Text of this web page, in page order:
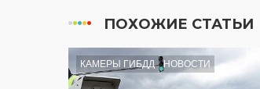
ПОХОЖИЕ СТАТЬИ
КАМЕРЫ ГИБДД НОВОСТИ